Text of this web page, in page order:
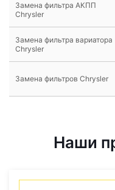
Замена фильтра АКПП
Chrysler
Замена фильтра вариатора
Chrysler
Замена фильтров Chrysler
Наши